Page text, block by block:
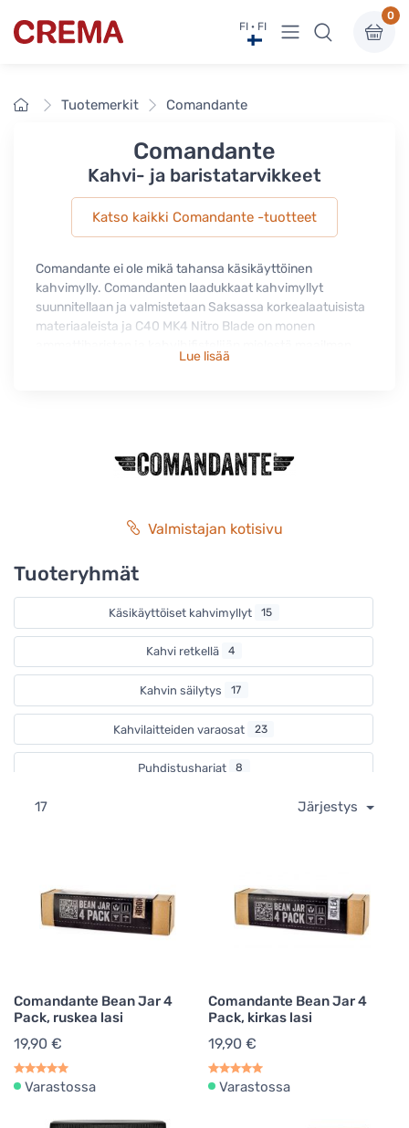
Crema FI · FI Näytä valikko
0
EtusivuTuotemerkit Comandante
Comandante
Kahvi- ja baristatarvikkeet
Katso kaikki Comandante -tuotteet
Comandante ei ole mikä tahansa käsikäyttöinen
kahvimylly. Comandanten laadukkaat kahvimyllyt
suunnitellaan ja valmistetaan Saksassa korkealaatuisista
materiaaleista ja C40 MK4 Nitro Blade on monen
paras käsikäyttöinen kahvimylly. Comandante -
Lue lisää
Valmistajan kotisivu
Tuoteryhmät
Käsikäyttöiset kahvimyllyt 15
Kahvi retkellä 4
Kahvin säilytys 17
Kahvilaitteiden varaosat 23
Puhdistusharjat 8
Merch
17 Järjestys
Comandante Bean Jar 4
Pack, ruskea lasi
19,90 €
Varastossa
Comandante Bean Jar 4
Pack, kirkas lasi
19,90 €
Varastossa